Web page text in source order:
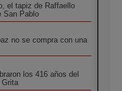
el tapiz de Raffaello
San Pablo
no se compra con una
los 416 años del
Grita